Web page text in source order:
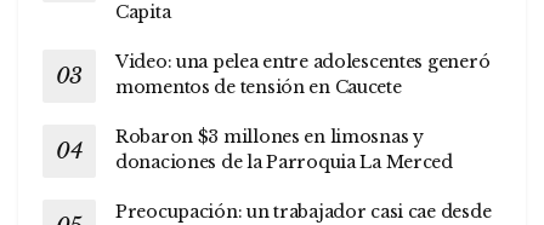
Capita
Video: una pelea entre adolescentes generó
momentos de tensión en Caucete
Robaron $3 millones en limosnas y
donaciones de la Parroquia La Merced
Preocupación: un trabajador casi cae desde